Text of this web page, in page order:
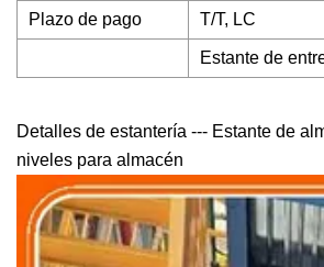
Plazo de pago T/T, LC
Estante de
Detalles de estantería --- Estante de
niveles para almacén